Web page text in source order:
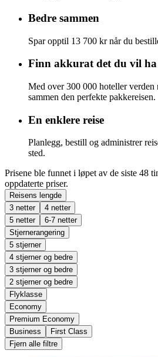
Bedre sammen
Spar opptil 13 700 kr når du
Finn akkurat det du vil ha
Med over 300 000 hoteller verden
sammen den perfekte pakkereisen.
En enklere reise
Planlegg, bestill og administrer
sted.
Prisene ble funnet i løpet av de siste 48
oppdaterte priser.
Reisens lengde
3 netter
4 netter
5 netter
6-7 netter
Stjernerangering
5 stjerner
4 stjerner og bedre
3 stjerner og bedre
2 stjerner og bedre
Flyklasse
Economy
Premium Economy
Business
First Class
Fjern alle filtre